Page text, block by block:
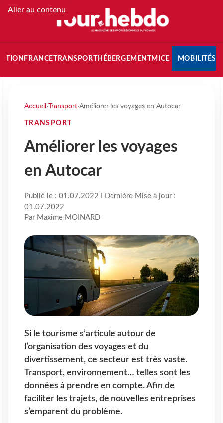
Aller au contenu
FRANCETRANSPORT HÉBERGEMENTMICE MOBILITÉS
Accueil › Transport›Améliorer les voyages en Autocar
TRANSPORT
Améliorer les voyages
en Autocar
Publié le : 01.07.2022 I Dernière Mise à jour :
01.07.2022
Par Maxime MOINARD
Si le tourisme s’articule autour de
l’organisation des voyages et du
divertissement, ce secteur est très vaste.
Transport, environnement… telles sont les
données à prendre en compte. Afin de
faciliter les trajets, de nouvelles entreprises
s’emparent du problème.